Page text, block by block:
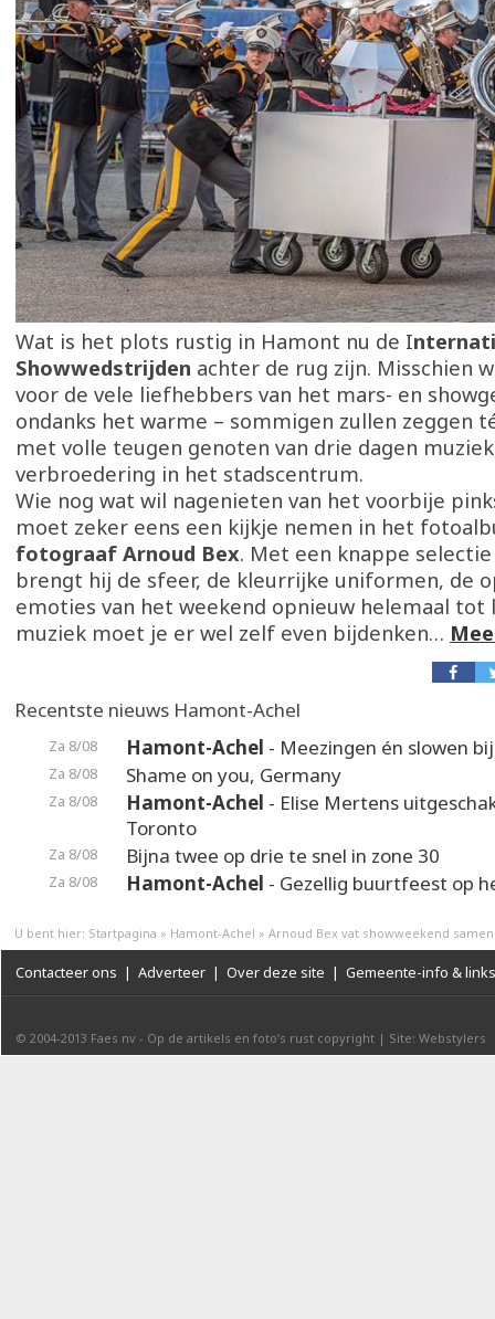
Wat is het plots rustig in Hamont nu de I
Showwedstrijden achter de rug zijn. Misschien
voor de vele liefhebbers van het mars- en
ondanks het warme – sommigen zullen zeggen
met volle teugen genoten van drie dagen
verbroedering in het stadscentrum.
Wie nog wat wil nagenieten van het voorbije
moet zeker eens een kijkje nemen in het
fotograaf Arnoud Bex. Met een knappe
brengt hij de sfeer, de kleurrijke uniformen, de
emoties van het weekend opnieuw helemaal tot
muziek moet je er wel zelf even bijdenken…
Recentste nieuws Hamont-Achel
Za 8/08 Hamont-Achel - Meezingen én slowen
Za 8/08 Shame on you, Germany
Za 8/08 Hamont-Achel - Elise Mertens
Toronto
Za 8/08 Bijna twee op drie te snel in zone 30
Za 8/08 Hamont-Achel - Gezellig buurtfeest op
U bent hier: Startpagina » Hamont-Achel » Arnoud Bex vat showweekend samen
Contacteer ons | Adverteer | Over deze site | Gemeente-info & links
© 2004-2013 Faes nv - Op de artikels en foto’s rust copyright | Site: Webstylers